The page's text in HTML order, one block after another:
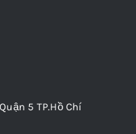
5 TP.Hồ Chí